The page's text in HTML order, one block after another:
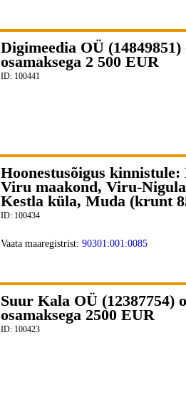
Digimeedia OÜ (14849851)
osamaksega 2 500 EUR
ID: 100441
Hoonestusõigus kinnistule:
Viru maakond, Viru-
Kestla küla, Muda (krunt
ID: 100434
Vaata maaregistrist: 90301:001:0085
Suur Kala OÜ (12387754)
osamaksega 2500 EUR
ID: 100423